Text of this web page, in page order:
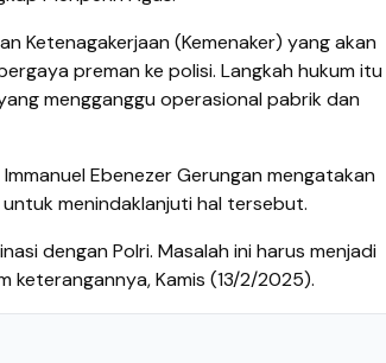
Ketenagakerjaan (Kemenaker) yang akan
preman ke polisi. Langkah hukum itu
mengganggu operasional pabrik dan
Ebenezer Gerungan mengatakan
menindaklanjuti hal tersebut.
dengan Polri. Masalah ini harus menjadi
keterangannya, Kamis (13/2/2025).